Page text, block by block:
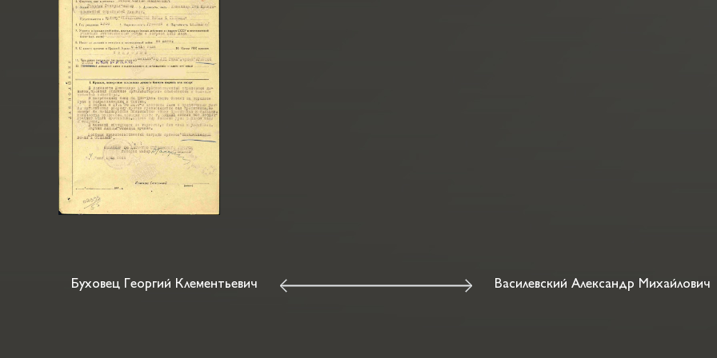
Буховец Георгий Клементьевич Василевский Александр